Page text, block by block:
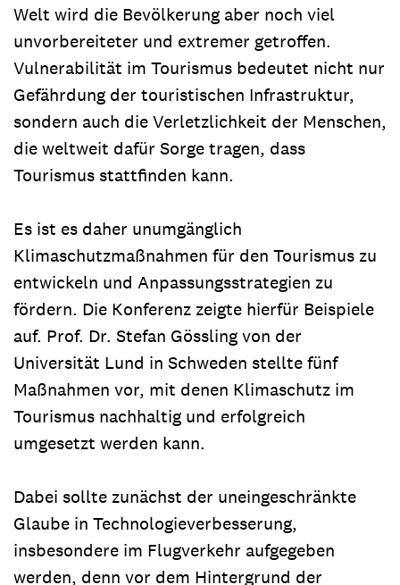
Welt wird die Bevölkerung aber noch viel
unvorbereiteter und extremer getroffen.
Vulnerabilität im Tourismus bedeutet nicht nur
Gefährdung der touristischen Infrastruktur,
sondern auch die Verletzlichkeit der Menschen,
die weltweit dafür Sorge tragen, dass
Tourismus stattfinden kann.
Es ist es daher unumgänglich
Klimaschutzmaßnahmen für den Tourismus zu
entwickeln und Anpassungsstrategien zu
fördern. Die Konferenz zeigte hierfür Beispiele
auf. Prof. Dr. Stefan Gössling von der
Universität Lund in Schweden stellte fünf
Maßnahmen vor, mit denen Klimaschutz im
Tourismus nachhaltig und erfolgreich
umgesetzt werden kann.
Dabei sollte zunächst der uneingeschränkte
Glaube in Technologieverbesserung,
insbesondere im Flugverkehr aufgegeben
werden, denn vor dem Hintergrund der